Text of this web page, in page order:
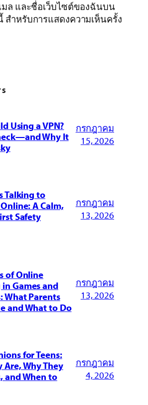
ล และชื่อเว็บไซต์ของฉันบน
สำหรับการแสดงความเห็นครั้ง
Using a VPN?
Why It
กรกฎาคม
15, 2026
Talking to
A Calm,
Safety
กรกฎาคม
13, 2026
of Online
Games and
What Parents
and What to Do
กรกฎาคม
13, 2026
for Teens:
Are, Why They
and When to
กรกฎาคม
4, 2026